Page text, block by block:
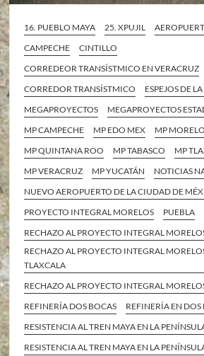
16. PUEBLO MAYA 25. XPUJIL
CAMPECHE
CINTILLO
CORREDEOR TRANSÍSTMICO EN VERACRUZ
CORREDOR TRANSÍSTMICO
ESPEJOS DE
MEGAPROYECTOS
MEGAPROYECTOS
MP CAMPECHE
MP EDO MEX MP
MP QUINTANA ROO
MP TABASCO
MP
MP VERACRUZ
MP YUCATÁN
NOTICIAS
NUEVO AEROPUERTO DE LA CIUDAD DE
PROYECTO INTEGRAL MORELOS
PUEBLA
RECHAZO AL PROYECTO INTEGRAL
RECHAZO AL PROYECTO INTEGRAL
TLAXCALA
RECHAZO AL PROYECTO INTEGRAL
REFINERÍA DOS BOCAS
REFINERÍA EN DOS
RESISTENCIA AL TREN MAYA EN LA
RESISTENCIA AL TREN MAYA EN LA